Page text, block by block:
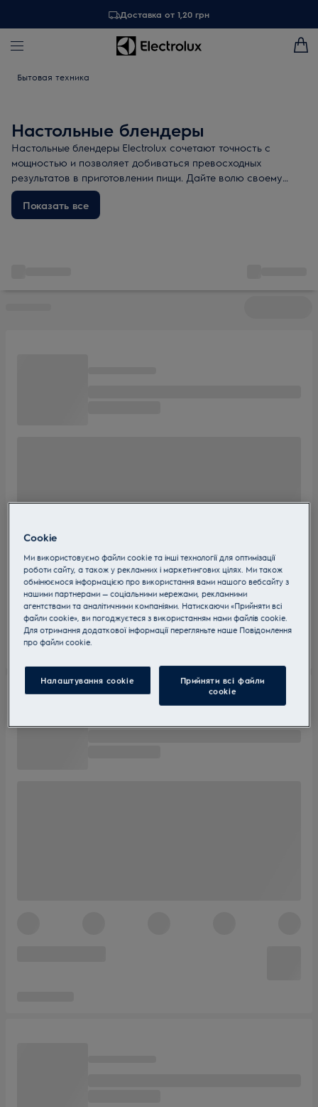
Доставка от 1,20 грн
Бытовая техника
Настольные блендеры
Настольные блендеры Electrolux сочетают точность с
мощностью и позволяет добиваться превосходных
результатов в приготовлении пищи. Дайте волю своему
творчеству.
Показать все
Cookie
Ми використовуємо файли cookie та інші технології для оптимізації
роботи сайту, а також у рекламних і маркетингових цілях. Ми також
обмінюємося інформацією про використання вами нашого вебсайту з
нашими партнерами — соціальними мережами, рекламними
агентствами та аналітичними компаніями. Натискаючи «Прийняти всі
файли cookie», ви погоджуєтеся з використанням нами файлів cookie.
Для отримання додаткової інформації перегляньте наше Пoвідомлення
прo файли cookie.
Налаштування cookie
Прийняти всі файли
сookie